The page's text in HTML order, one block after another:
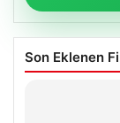
Son Eklenen